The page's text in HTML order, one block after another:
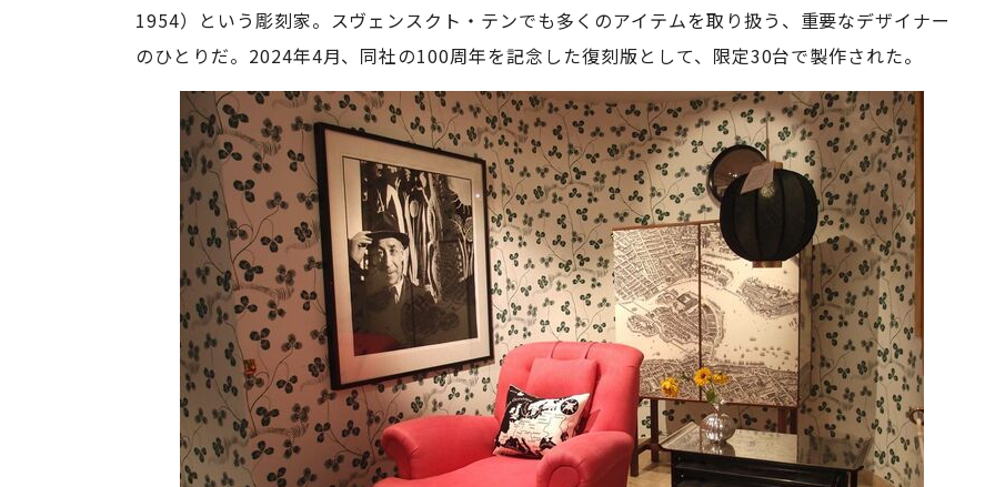
1954）という彫刻家。スヴェンスクト・テンでも多くのアイテムを取り扱う、重要なデザイナー
のひとりだ。2024年4月、同社の100周年を記念した復刻版として、限定30台で製作された。